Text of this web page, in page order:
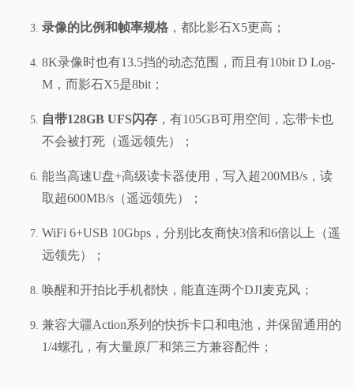
录像的比例和帧率规格 ，都比影石X5更高；
8K录像时也有13.5挡的动态范围，而且有10bit D Log-
M，而影石X5是8bit；
自带128GB UFS闪存 ，有105GB可用空间，忘带卡也
不会被打死（遥远领先）；
能当高速U盘+高级读卡器使用，写入超200MB/s，读
取超600MB/s（遥远领先）；
WiFi 6+USB 10Gbps，分别比友商快3倍和6倍以上（遥
远领先）；
唤醒和开拍比手机都快，能直连两个DJI麦克风；
兼容大疆Action系列的快拆卡口和电池，并保留通用的
1/4螺孔，有大量原厂和第三方兼容配件；